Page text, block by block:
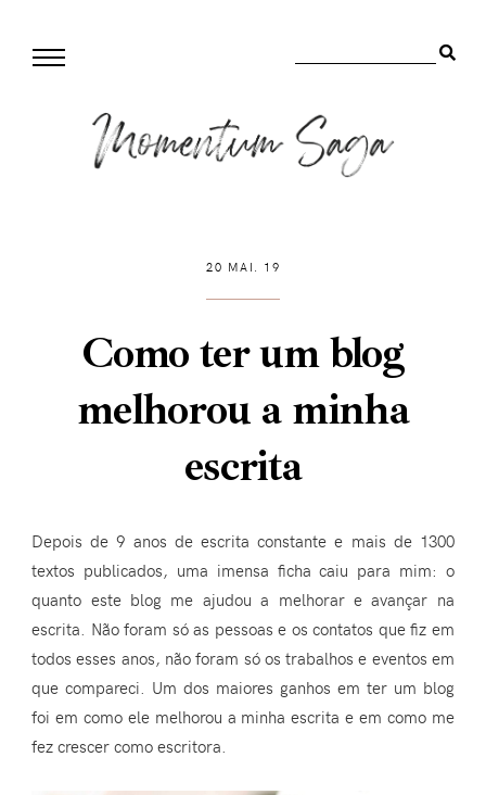
20 MAI. 19
Como ter um blog
melhorou a minha
escrita
Depois de 9 anos de escrita constante e mais de 1300
textos publicados, uma imensa ficha caiu para mim: o
quanto este blog me ajudou a melhorar e avançar na
escrita. Não foram só as pessoas e os contatos que fiz em
todos esses anos, não foram só os trabalhos e eventos em
que compareci. Um dos maiores ganhos em ter um blog
foi em como ele melhorou a minha escrita e em como me
fez crescer como escritora.